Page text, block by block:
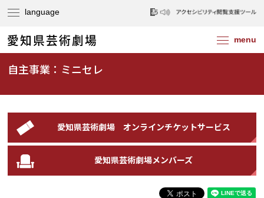
自主事業：ミニセレ
愛知県芸術劇場 オンラインチケットサービス
愛知県芸術劇場メンバーズ